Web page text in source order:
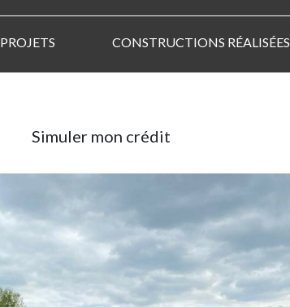
PROJETS CONSTRUCTIONS RÉALISÉES
Simuler mon crédit